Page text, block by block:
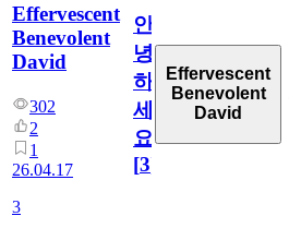
Effervescent
Benevolent
David
302
2
1
26.04.17
3
안
녕
하
세
요!
[3]
Effervescent
Benevolent
David